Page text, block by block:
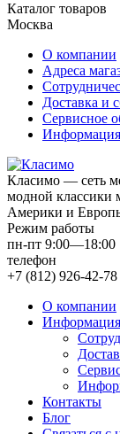
Каталог товаров
Москва
О компании
Адреса
Доставка и
Сервисное
Информация
Класимо — cеть
модной классики
Америки и
Режим работы
пн-пт 9:00—18:00
телефон
+7 (812) 926-42-78
О компании
Информация
Контакты
Блог